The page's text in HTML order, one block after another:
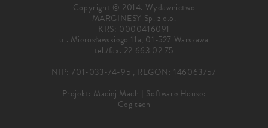
Copyright © 2014. Wydawnictwo
MARGINESY Sp. z o.o.
KRS: 0000416091
ul. Mierosławskiego 11a, 01-527 Warszawa
tel./fax. 22 663 02 75
NIP: 701-033-74-95 , REGON: 146063757
Projekt: Maciej Mach | Software House:
Cogitech